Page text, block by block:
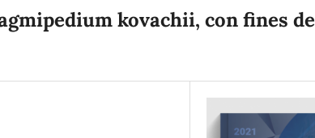
kovachii, con fines de